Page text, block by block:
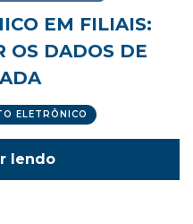
EM FILIAIS:
OS DADOS DE
ELETRÔNICO
lendo